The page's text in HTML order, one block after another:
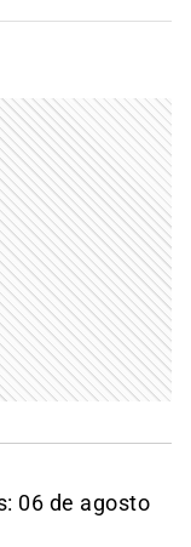
06 de agosto